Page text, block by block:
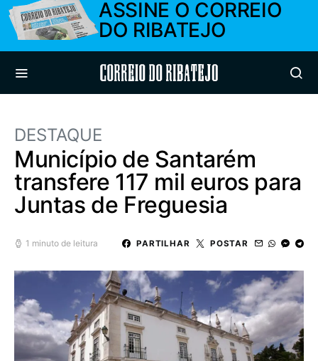
ASSINE O CORREIO
DO RIBATEJO
Correio do Ribatejo
DESTAQUE
Município de Santarém
transfere 117 mil euros para
Juntas de Freguesia
1 minuto de leitura PARTILHAR POSTAR